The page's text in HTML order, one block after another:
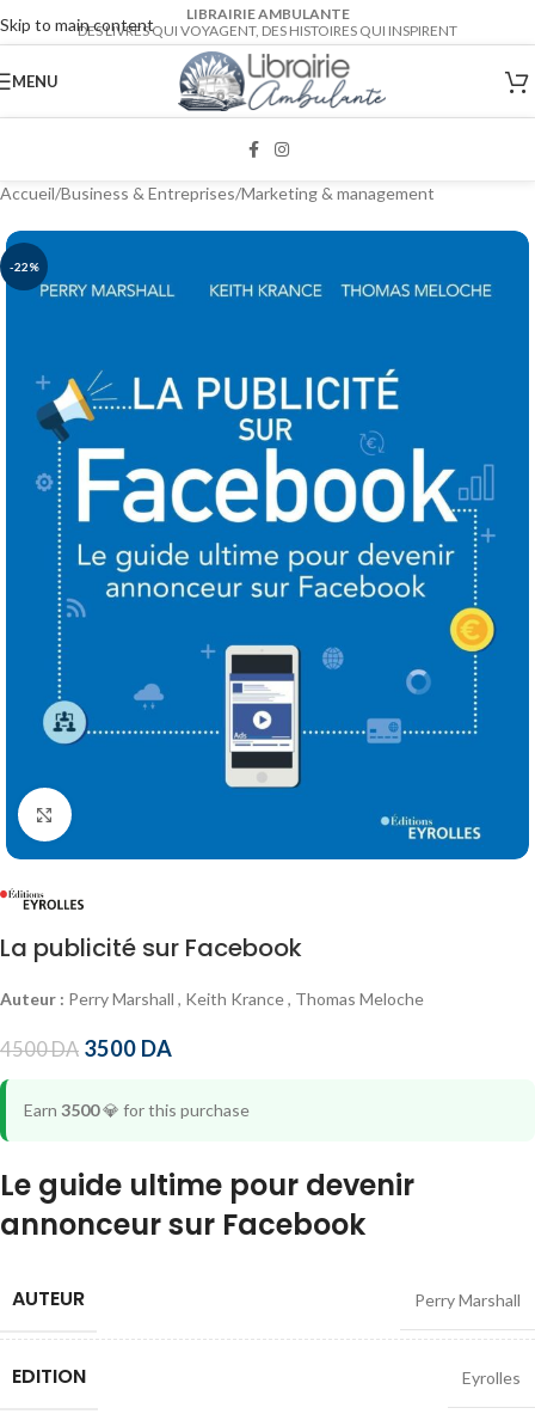
Skip to main content
LIBRAIRIE AMBULANTE
DES LIVRES QUI VOYAGENT, DES HISTOIRES QUI INSPIRENT
MENU
Accueil/Business & Entreprises/Marketing & management
-22%
Click to enlarge
La publicité sur Facebook
Auteur : Perry Marshall , Keith Krance , Thomas Meloche
4500DA 3500 DA
Earn 3500💎 for this purchase
Le guide ultime pour devenir
annonceur sur Facebook
AUTEUR Perry Marshall
EDITION Eyrolles